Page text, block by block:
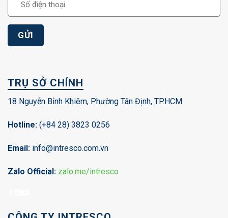
TRỤ SỞ CHÍNH
18 Nguyễn Bỉnh Khiêm, Phường Tân Định, TP.HCM
Hotline: (+84 28) 3823 0256
Email: info@intresco.com.vn
Zalo Official: zalo.me/intresco